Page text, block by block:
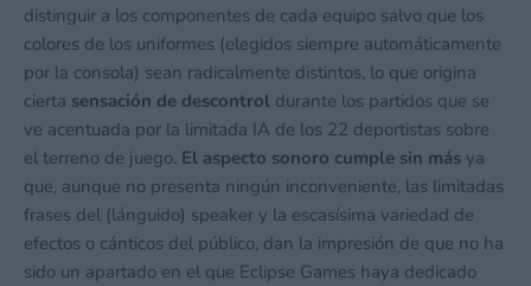
distinguir a los componentes de cada equipo salvo que los
colores de los uniformes (elegidos siempre automáticamente
por la consola) sean radicalmente distintos, lo que origina
cierta sensación de descontrol durante los partidos que se
ve acentuada por la limitada IA de los 22 deportistas sobre
el terreno de juego. El aspecto sonoro cumple sin más ya
que, aunque no presenta ningún inconveniente, las limitadas
frases del (lánguido) speaker y la escasísima variedad de
efectos o cánticos del público, dan la impresión de que no ha
sido un apartado en el que Eclipse Games haya dedicado